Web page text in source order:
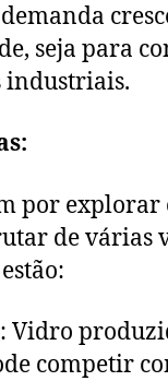
seja para
industriais.
por explorar
de várias
Vidro
competir